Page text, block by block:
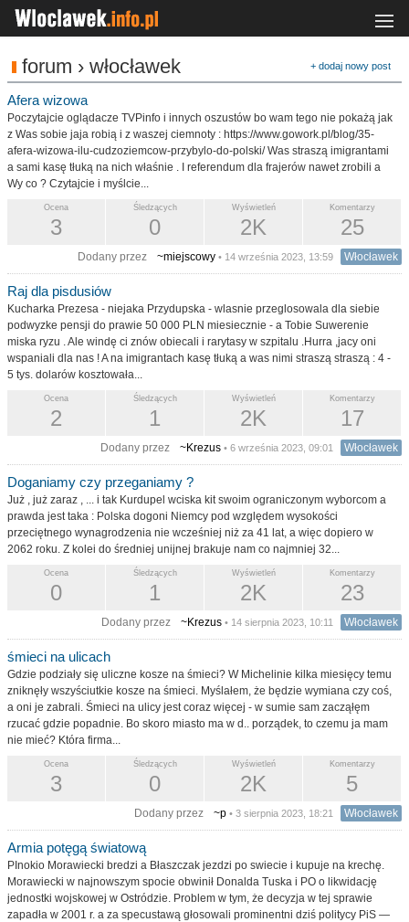
forum › włocławek + dodaj nowy post
Afera wizowa
Poczytajcie oglądacze TVPinfo i innych oszustów bo wam tego nie pokażą jak
z Was sobie jaja robią i z waszej ciemnoty : https://www.gowork.pl/blog/35-
afera-wizowa-ilu-cudzoziemcow-przybylo-do-polski/ Was straszą imigrantami
a sami kasę tłuką na nich właśnie . I referendum dla frajerów nawet zrobili a
Wy co ? Czytajcie i myślcie...
Komentarzy
25
Wyświetleń
2K
Śledzących
0
Ocena
3
Dodany przez ~miejscowy • 14 września 2023, 13:59 Włocławek
Raj dla pisdusiów
Kucharka Prezesa - niejaka Przydupska - wlasnie przeglosowala dla siebie
podwyzke pensji do prawie 50 000 PLN miesiecznie - a Tobie Suwerenie
miska ryzu . Ale windę ci znów obiecali i rarytasy w szpitalu .Hurra ,jacy oni
wspaniali dla nas ! A na imigrantach kasę tłuką a was nimi straszą straszą : 4 -
5 tys. dolarów kosztowała...
Komentarzy
17
Wyświetleń
2K
Śledzących
1
Ocena
2
Dodany przez ~Krezus • 6 września 2023, 09:01 Włocławek
Doganiamy czy przeganiamy ?
Już , już zaraz , ... i tak Kurdupel wciska kit swoim ograniczonym wyborcom a
prawda jest taka : Polska dogoni Niemcy pod względem wysokości
przeciętnego wynagrodzenia nie wcześniej niż za 41 lat, a więc dopiero w
2062 roku. Z kolei do średniej unijnej brakuje nam co najmniej 32...
Komentarzy
23
Wyświetleń
2K
Śledzących
1
Ocena
0
Dodany przez ~Krezus • 14 sierpnia 2023, 10:11 Włocławek
śmieci na ulicach
Gdzie podziały się uliczne kosze na śmieci? W Michelinie kilka miesięcy temu
zniknęły wszyściutkie kosze na śmieci. Myślałem, że będzie wymiana czy coś,
a oni je zabrali. Śmieci na ulicy jest coraz więcej - w sumie sam zacząłęm
rzucać gdzie popadnie. Bo skoro miasto ma w d.. porządek, to czemu ja mam
nie mieć? Która firma...
Komentarzy
5
Wyświetleń
2K
Śledzących
0
Ocena
3
Dodany przez ~p • 3 sierpnia 2023, 18:21 Włocławek
Armia potęgą światową
PInokio Morawiecki bredzi a Błaszczak jezdzi po swiecie i kupuje na krechę.
Morawiecki w najnowszym spocie obwinił Donalda Tuska i PO o likwidację
jednostki wojskowej w Ostródzie. Problem w tym, że decyzja w tej sprawie
zapadła w 2001 r. a za specustawą głosowali prominentni dziś politycy PiS —